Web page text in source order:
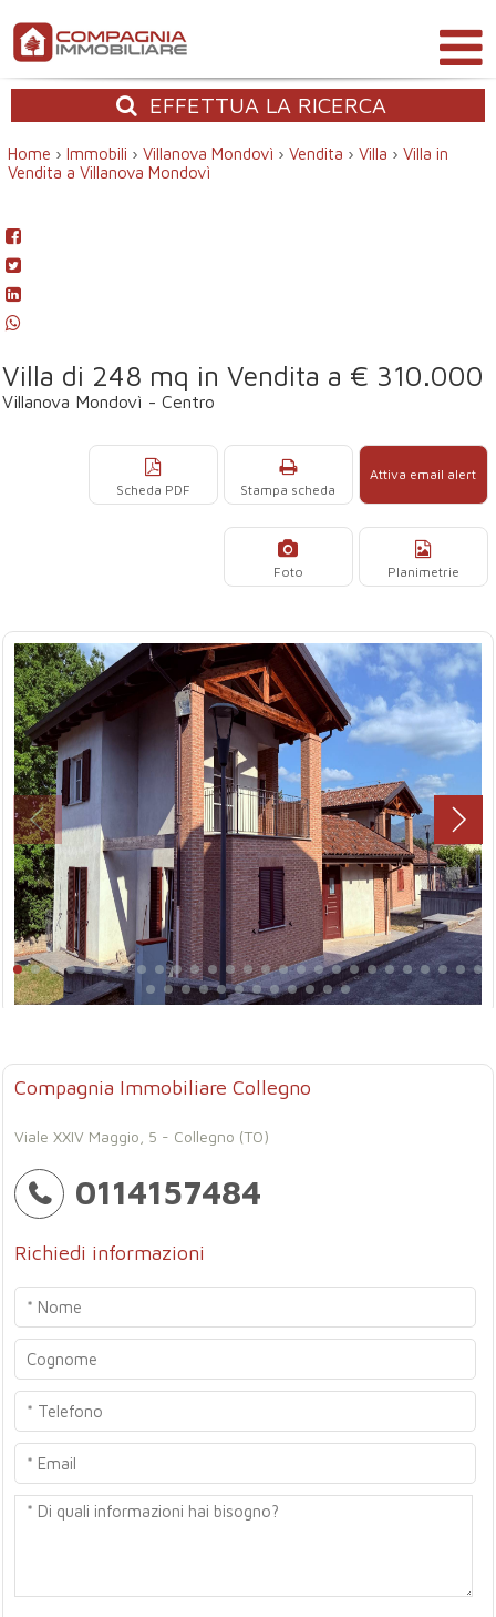
EFFETTUA LA RICERCA
Home › Immobili › Villanova Mondovì › Vendita › Villa › Villa in
Vendita a Villanova Mondovì
Villa di 248 mq in Vendita a € 310.000
Villanova Mondovì - Centro
Attiva email alert
Stampa scheda
Scheda PDF
Planimetrie
Foto
Compagnia Immobiliare Collegno
Viale XXIV Maggio, 5 - Collegno (TO)
0114157484
Richiedi informazioni